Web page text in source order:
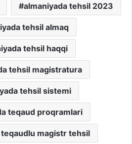
almaniyada tehsil 2023
tehsil almaq
tehsil haqqi
tehsil magistratura
tehsil sistemi
teqaud proqramlari
magistr tehsil